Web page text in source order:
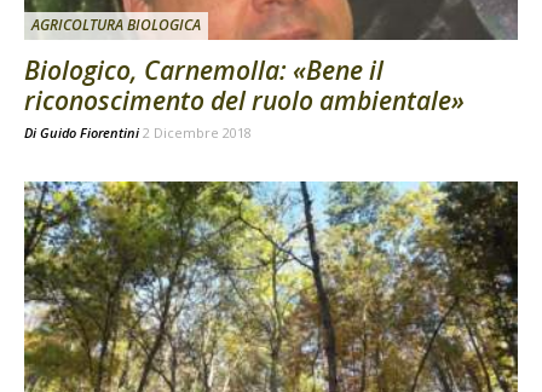
AGRICOLTURA BIOLOGICA
Biologico, Carnemolla: «Bene il
riconoscimento del ruolo ambientale»
Di Guido Fiorentini 2 Dicembre 2018